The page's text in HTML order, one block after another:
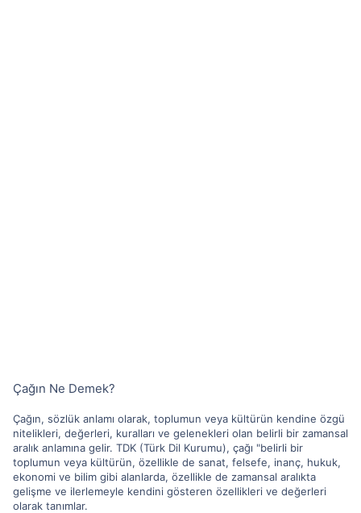
Çağın Ne Demek?
Çağın, sözlük anlamı olarak, toplumun veya kültürün kendine özgü
nitelikleri, değerleri, kuralları ve gelenekleri olan belirli bir zamansal
aralık anlamına gelir. TDK (Türk Dil Kurumu), çağı "belirli bir
toplumun veya kültürün, özellikle de sanat, felsefe, inanç, hukuk,
ekonomi ve bilim gibi alanlarda, özellikle de zamansal aralıkta
gelişme ve ilerlemeyle kendini gösteren özellikleri ve değerleri
olarak tanımlar.